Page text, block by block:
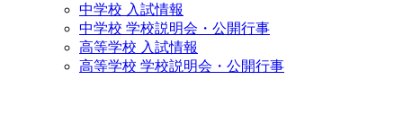
中学校 入試情報
中学校 学校説明会・公開行事
高等学校 入試情報
高等学校 学校説明会・公開行事